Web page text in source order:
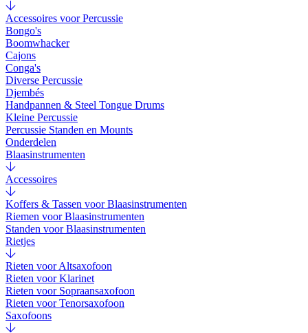
Accessoires voor Percussie
Bongo's
Boomwhacker
Cajons
Conga's
Diverse Percussie
Djembés
Handpannen & Steel Tongue Drums
Kleine Percussie
Percussie Standen en Mounts
Onderdelen
Blaasinstrumenten
Accessoires
Koffers & Tassen voor Blaasinstrumenten
Riemen voor Blaasinstrumenten
Standen voor Blaasinstrumenten
Rietjes
Rieten voor Altsaxofoon
Rieten voor Klarinet
Rieten voor Sopraansaxofoon
Rieten voor Tenorsaxofoon
Saxofoons